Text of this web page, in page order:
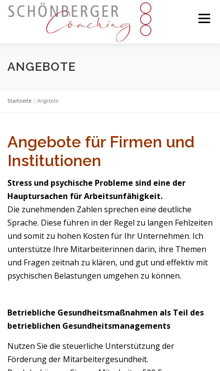
Zum
Inhalt
Menü
WILLKOMMEN!
FÜR PAARE
ANGEBOTE
Startseite »Angebote
Angebote für Firmen und
Institutionen
Stress und psychische Probleme sind eine der
Hauptursachen für Arbeitsunfähigkeit.
Die zunehmenden Zahlen sprechen eine deutliche
Sprache. Diese führen in der Regel zu langen Fehlzeiten
und somit zu hohen Kosten für Ihr Unternehmen. Ich
unterstütze Ihre Mitarbeiterinnen darin, ihre Themen
und Fragen zeitnah zu klären, und gut und effektiv mit
psychischen Belastungen umgehen zu können.
Betriebliche Gesundheitsmaßnahmen als Teil des
betrieblichen Gesundheitsmanagements
Nutzen Sie die steuerliche Unterstützung der
Förderung der Mitarbeitergesundheit.